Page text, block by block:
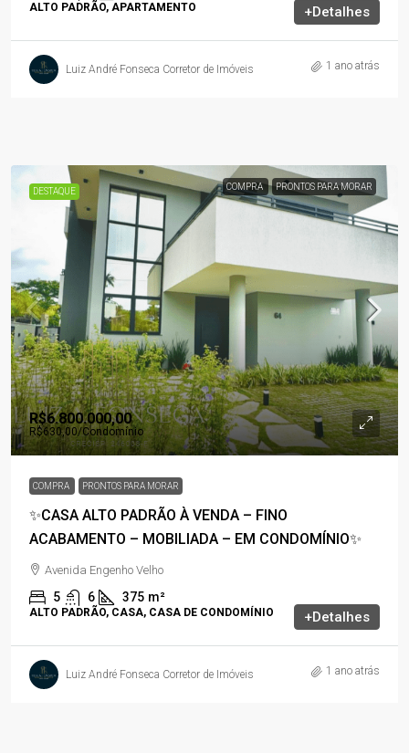
ALTO PADRÃO, APARTAMENTO +Detalhes
Luiz André Fonseca Corretor de Imóveis 1 ano atrás
DESTAQUE COMPRA PRONTOS PARA MORAR
R$6.800.000,00
R$630,00/Condomínio
COMPRA PRONTOS PARA MORAR
✨CASA ALTO PADRÃO À VENDA – FINO
ACABAMENTO – MOBILIADA – EM CONDOMÍNIO✨
Avenida Engenho Velho
5 6 375 m²
ALTO PADRÃO, CASA, CASA DE CONDOMÍNIO +Detalhes
Luiz André Fonseca Corretor de Imóveis 1 ano atrás